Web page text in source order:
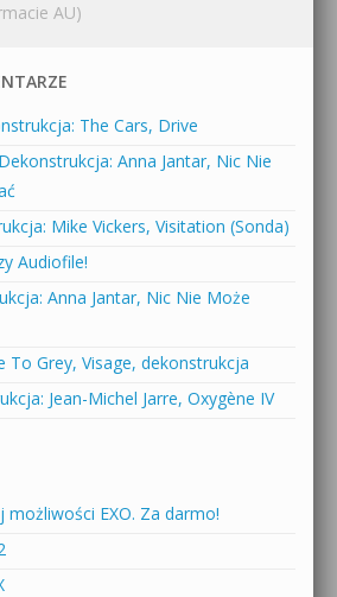
AU)
The Cars, Drive
Dekonstrukcja: Anna Jantar, Nic Nie
Mike Vickers, Visitation (Sonda)
Audiofile!
Anna Jantar, Nic Nie Może
To Grey, Visage, dekonstrukcja
Jean-Michel Jarre, Oxygène IV
możliwości EXO. Za darmo!